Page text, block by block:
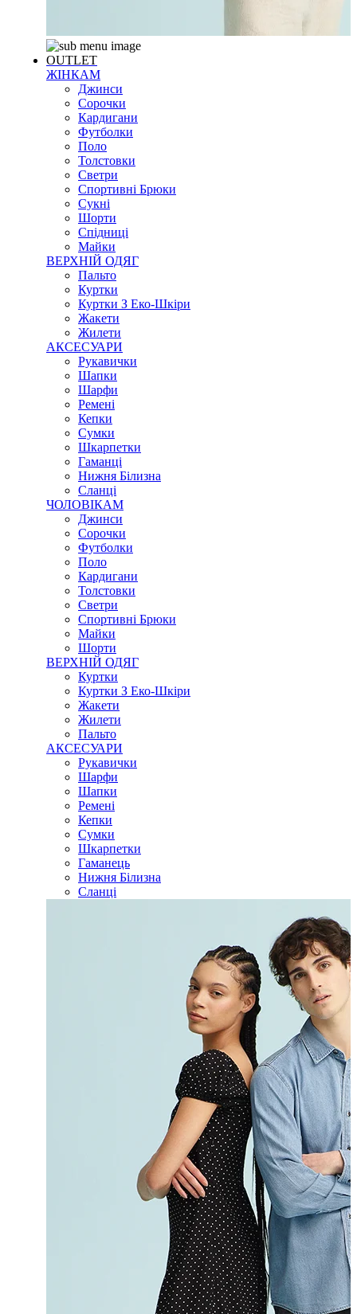
OUTLET
ЖІНКАМ
Джинси
Сорочки
Кардигани
Футболки
Поло
Толстовки
Светри
Спортивні Брюки
Сукні
Шорти
Спідниці
Майки
ВЕРХНІЙ ОДЯГ
Пальто
Куртки
Куртки З Еко-Шкіри
Жакети
Жилети
АКСЕСУАРИ
Рукавички
Шапки
Шарфи
Ремені
Кепки
Сумки
Шкарпетки
Гаманці
Нижня Білизна
Сланці
ЧОЛОВІКАМ
Джинси
Сорочки
Футболки
Поло
Кардигани
Толстовки
Светри
Спортивні Брюки
Майки
Шорти
ВЕРХНІЙ ОДЯГ
Куртки
Куртки З Еко-Шкіри
Жакети
Жилети
Пальто
АКСЕСУАРИ
Рукавички
Шарфи
Шапки
Ремені
Кепки
Сумки
Шкарпетки
Гаманець
Нижня Білизна
Сланці